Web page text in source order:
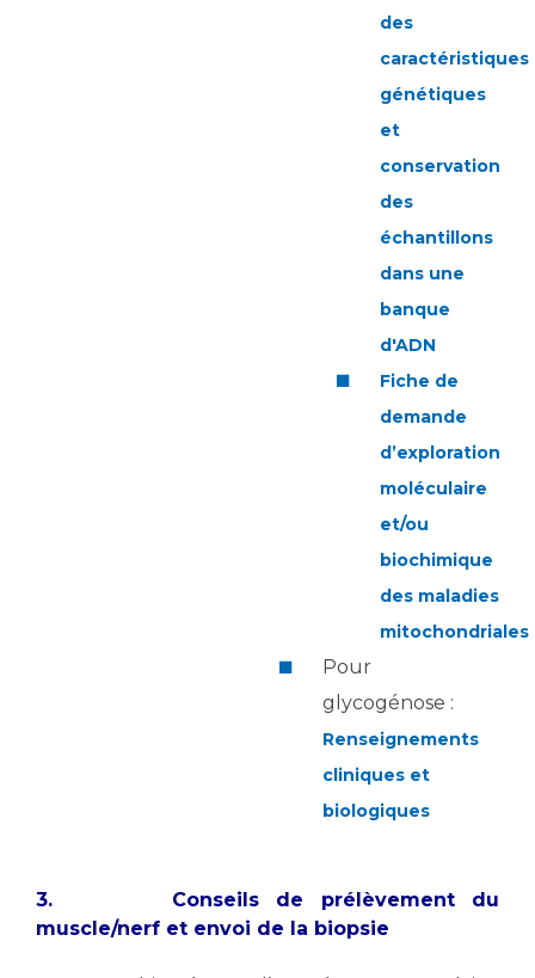
Nos indicateurs qualité et de sécurité des soins
des
caractéristiques
génétiques
et
conservation
des
échantillons
dans une
banque
d'ADN
Fiche de
demande
d’exploration
moléculaire
et/ou
biochimique
des maladies
mitochondriales
Pour
glycogénose :
Renseignements
cliniques et
biologiques
3. Conseils de prélèvement du
muscle/nerf et envoi de la biopsie